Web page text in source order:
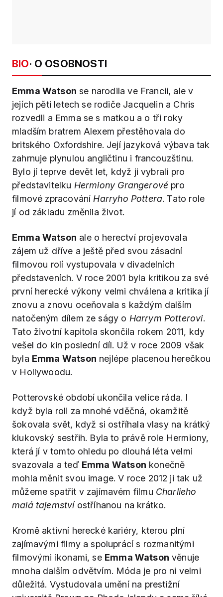
BIO· O OSOBNOSTI
Emma Watson se narodila ve Francii, ale v
jejích pěti letech se rodiče Jacquelin a Chris
rozvedli a Emma se s matkou a o tři roky
mladším bratrem Alexem přestěhovala do
britského Oxfordshire. Její jazyková výbava tak
zahrnuje plynulou angličtinu i francouzštinu.
Bylo jí teprve devět let, když ji vybrali pro
představitelku Hermiony Grangerové pro
filmové zpracování Harryho Pottera. Tato role
jí od základu změnila život.
Emma Watson ale o herectví projevovala
zájem už dříve a ještě před svou zásadní
filmovou rolí vystupovala v divadelních
představeních. V roce 2001 byla kritikou za své
první herecké výkony velmi chválena a kritika jí
znovu a znovu oceňovala s každým dalším
natočeným dílem ze ságy o Harrym Potterovi.
Tato životní kapitola skončila rokem 2011, kdy
vešel do kin poslední díl. Už v roce 2009 však
byla Emma Watson nejlépe placenou herečkou
v Hollywoodu.
Potterovské období ukončila velice ráda. I
když byla roli za mnohé vděčná, okamžitě
šokovala svět, když si ostříhala vlasy na krátký
klukovský sestřih. Byla to právě role Hermiony,
která jí v tomto ohledu po dlouhá léta velmi
svazovala a teď Emma Watson konečně
mohla měnit svou image. V roce 2012 ji tak už
můžeme spatřit v zajímavém filmu Charlieho
malá tajemstvíostříhanou na krátko.
Kromě aktivní herecké kariéry, kterou plní
zajímavými filmy a spoluprácí s rozmanitými
filmovými ikonami, se Emma Watson věnuje
mnoha dalším odvětvím. Móda je pro ni velmi
důležitá. Vystudovala umění na prestižní